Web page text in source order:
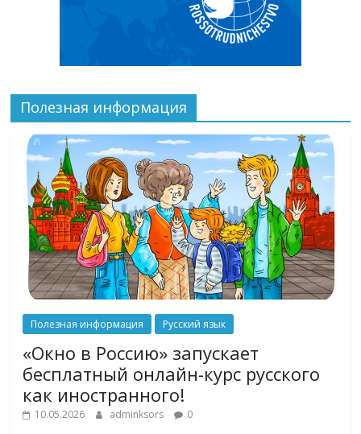
Полезная информация
Полезная информация Русский язык
«Окно в Россию» запускает
бесплатный онлайн-курс русского
как иностранного!
10.05.2026 adminksors 0